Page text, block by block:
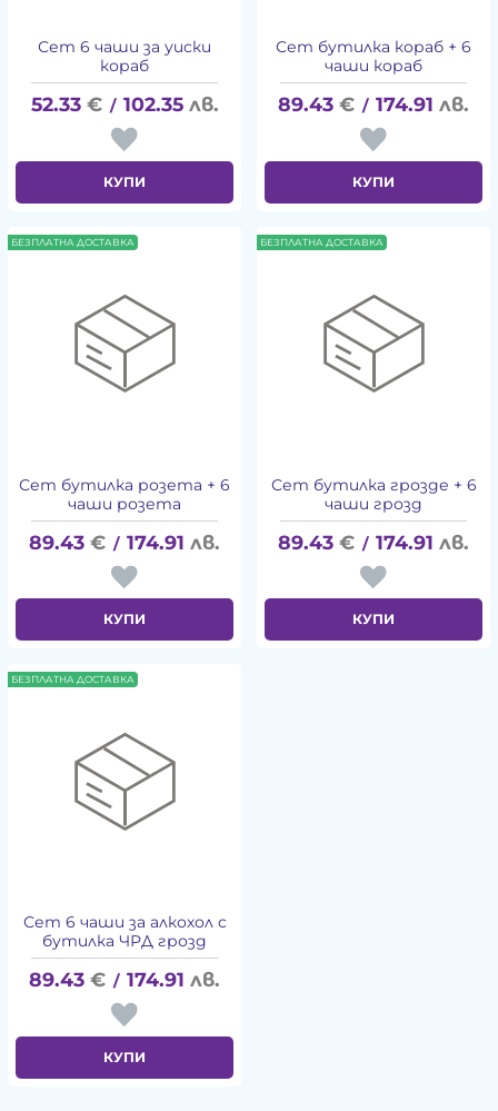
Сет 6 чаши за уиски
кораб
52.33 € / 102.35 лв.
КУПИ
Сет бутилка кораб + 6
чаши кораб
89.43 € / 174.91 лв.
КУПИ
Сет бутилка розета + 6
чаши розета
89.43 € / 174.91 лв.
КУПИ
БЕЗПЛАТНА ДОСТАВКА
Сет бутилка грозде + 6
чаши грозд
89.43 € / 174.91 лв.
КУПИ
БЕЗПЛАТНА ДОСТАВКА
Сет 6 чаши за алкохол с
бутилка ЧРД грозд
89.43 € / 174.91 лв.
КУПИ
БЕЗПЛАТНА ДОСТАВКА